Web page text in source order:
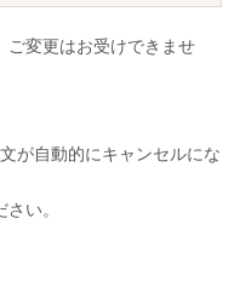
ご変更はお受けできませ
が自動的にキャンセルにな
い。